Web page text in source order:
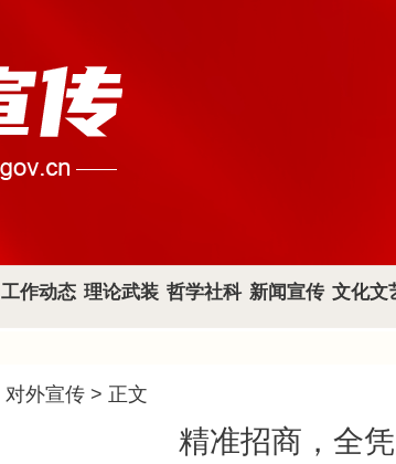
工作动态 理论武装 哲学社科 新闻宣传 文化文
对外宣传 > 正文
精准招商，全